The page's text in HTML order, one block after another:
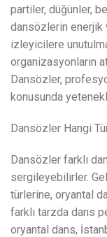
partiler, düğünler,
dansözlerin enerjik
izleyicilere
organizasyonların
Dansözler,
konusunda
Dansözler Hangi
Dansözler farklı
sergileyebilirler.
türlerine, oryantal
farklı tarzda dans
oryantal dans,